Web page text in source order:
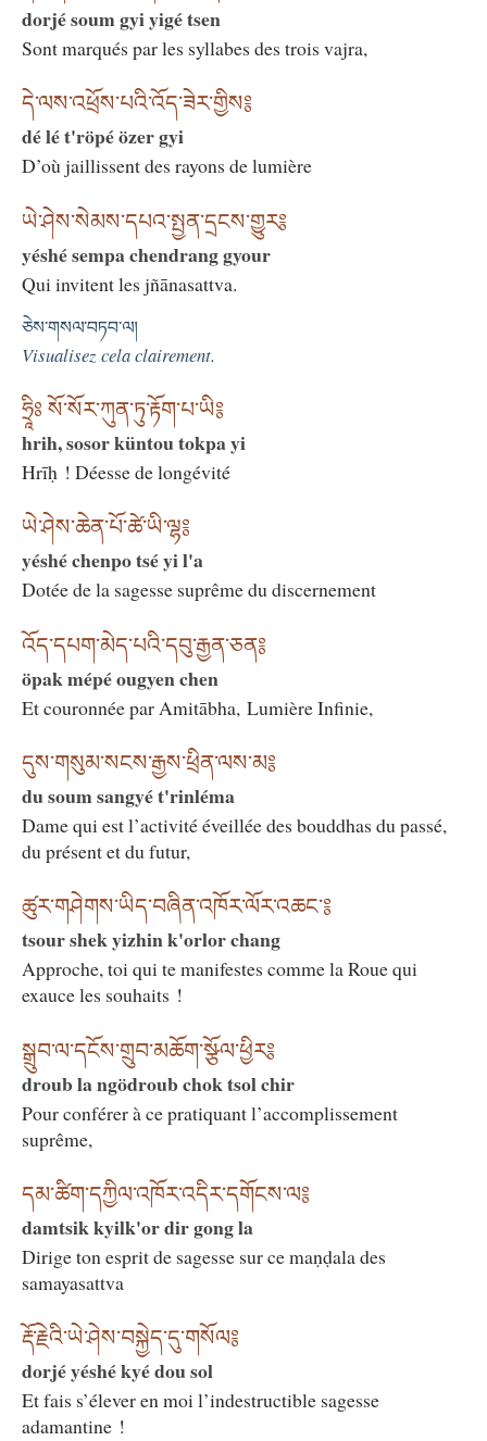
dorjé soum gyi yigé tsen
Sont marqués par les syllabes des trois vajra,
དེ་ལས་འཕྲོས་པའི་འོད་ཟེར་གྱིས༔
dé lé t'röpé özer gyi
D’où jaillissent des rayons de lumière
ཡེ་ཤེས་སེམས་དཔའ་སྤྱན་དྲངས་གྱུར༔
yéshé sempa chendrang gyour
Qui invitent les jñānasattva.
ཅེས་གསལ་བཏབ་ལ།
Visualisez cela clairement.
ཧྲཱིཿ སོ་སོར་ཀུན་ཏུ་རྟོག་པ་ཡི༔
hrih, sosor küntou tokpa yi
Hrīḥ ! Déesse de longévité
ཡེ་ཤེས་ཆེན་པོ་ཚེ་ཡི་ལྷ༔
yéshé chenpo tsé yi l'a
Dotée de la sagesse suprême du discernement
འོད་དཔག་མེད་པའི་དབུ་རྒྱན་ཅན༔
öpak mépé ougyen chen
Et couronnée par Amitābha, Lumière Infinie,
དུས་གསུམ་སངས་རྒྱས་ཕྲིན་ལས་མ༔
du soum sangyé t'rinléma
Dame qui est l’activité éveillée des bouddhas du passé,
du présent et du futur,
ཚུར་གཤེགས་ཡིད་བཞིན་འཁོར་ལོར་འཆང་༔
tsour shek yizhin k'orlor chang
Approche, toi qui te manifestes comme la Roue qui
exauce les souhaits !
སྒྲུབ་ལ་དངོས་གྲུབ་མཆོག་སྩོལ་ཕྱིར༔
droub la ngödroub chok tsol chir
Pour conférer à ce pratiquant l’accomplissement
suprême,
དམ་ཚིག་དཀྱིལ་འཁོར་འདིར་དགོངས་ལ༔
damtsik kyilk'or dir gong la
Dirige ton esprit de sagesse sur ce maṇḍala des
samayasattva
རྡོ་རྗེའི་ཡེ་ཤེས་བསྐྱེད་དུ་གསོལ༔
dorjé yéshé kyé dou sol
Et fais s’élever en moi l’indestructible sagesse
adamantine !